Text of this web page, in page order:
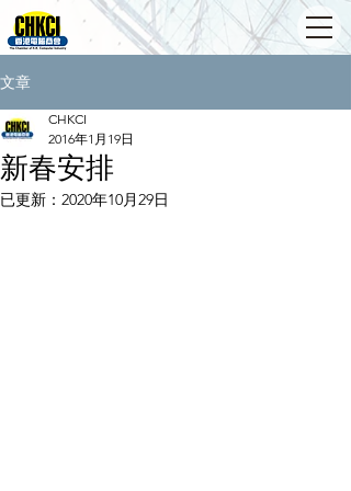
文章
新春安排
CHKCI
2016年1月19日
已更新： 2020年10月29日